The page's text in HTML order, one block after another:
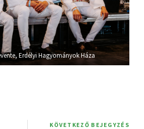
Erdélyi Hagyományok Háza
KÖVETKEZŐ BEJEGYZÉS